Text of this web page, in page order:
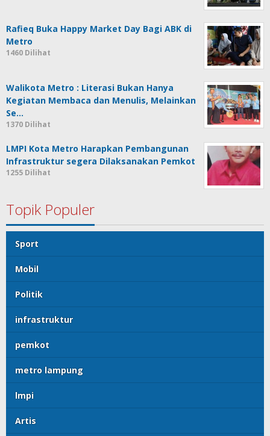
Rafieq Buka Happy Market Day Bagi ABK di
Metro
1460 Dilihat
Walikota Metro : Literasi Bukan Hanya
Kegiatan Membaca dan Menulis, Melainkan
Se…
1370 Dilihat
LMPI Kota Metro Harapkan Pembangunan
Infrastruktur segera Dilaksanakan Pemkot
1255 Dilihat
Topik Populer
Sport
Mobil
Politik
infrastruktur
pemkot
metro lampung
lmpi
Artis